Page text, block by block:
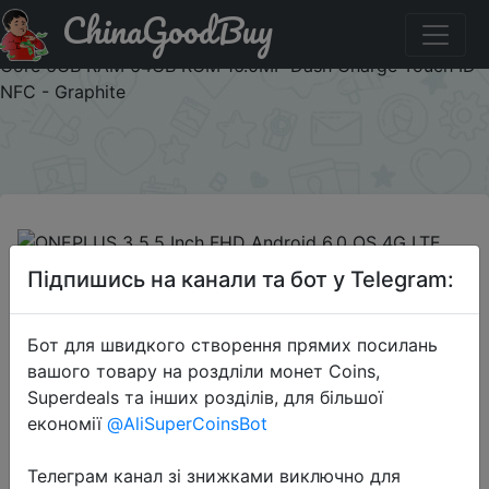
Знижка на ONEPLUS 3 5.5 Inch FHD Android 6.0 OS 4G
LTE Qualcomm Snapdragon 820 Smartphone 64-Bit Quad
Core 6GB RAM 64GB ROM 16.0MP Dash Charge Touch ID
NFC - Graphite
ChinaGoodBuy
2018-09-10
ONEPLUS 3 5.5 Inch FHD Android
6.0 OS 4G LTE Qualcomm
Snapdragon 820 Smartphone 64-Bit
Quad Core 6GB RAM 64GB ROM
16.0MP Dash Charge Touch ID NFC -
Підпишись на канали та бот у Telegram:
Бот для швидкого створення прямих посилань
вашого товару на роздліли монет Coins,
Superdeals та інших розділів, для більшої
економії @AliSuperCoinsBot
Телеграм канал зі знижками виключно для